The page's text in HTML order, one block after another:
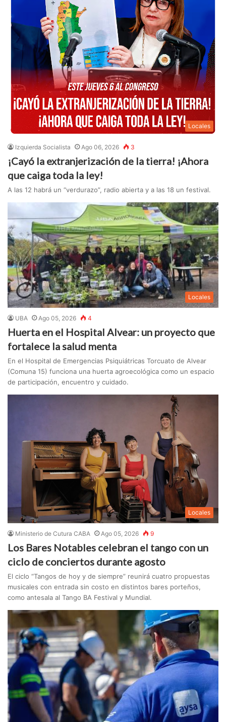
Locales
Izquierda Socialista Ago 06, 2026 3
¡Cayó la extranjerización de la tierra! ¡Ahora
que caiga toda la ley!
A las 12 habrá un “verdurazo”, radio abierta y a las 18 un festival.
Locales
UBA Ago 05, 2026 4
Huerta en el Hospital Alvear: un proyecto que
fortalece la salud menta
En el Hospital de Emergencias Psiquiátricas Torcuato de Alvear
(Comuna 15) funciona una huerta agroecológica como un espacio
de participación, encuentro y cuidado.
Locales
Ministerio de Cutura CABA Ago 05, 2026 9
Los Bares Notables celebran el tango con un
ciclo de conciertos durante agosto
El ciclo “Tangos de hoy y de siempre” reunirá cuatro propuestas
musicales con entrada sin costo en distintos bares porteños,
como antesala al Tango BA Festival y Mundial.